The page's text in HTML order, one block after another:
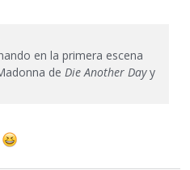
en la primera escena
de Die Another Dayy